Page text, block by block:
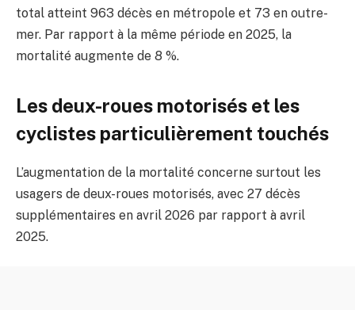
total atteint 963 décès en métropole et 73 en outre-
mer. Par rapport à la même période en 2025, la
mortalité augmente de 8 %.
Les deux-roues motorisés et les
cyclistes particulièrement touchés
L’augmentation de la mortalité concerne surtout les
usagers de deux-roues motorisés, avec 27 décès
supplémentaires en avril 2026 par rapport à avril
2025.